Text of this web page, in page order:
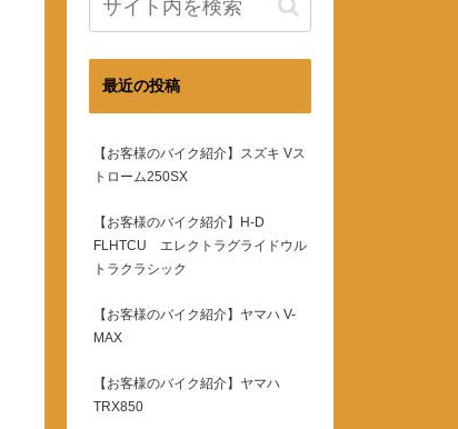
最近の投稿
【お客様のバイク紹介】スズキ Vス
トローム250SX
【お客様のバイク紹介】H-D
FLHTCU エレクトラグライドウル
トラクラシック
【お客様のバイク紹介】ヤマハ V-
MAX
【お客様のバイク紹介】ヤマハ
TRX850